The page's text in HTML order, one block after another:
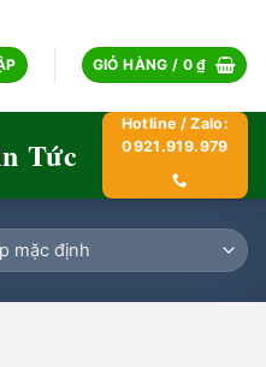
GIỎ HÀNG / 0₫
Tức
Hotline / Zalo:
0921.919.979